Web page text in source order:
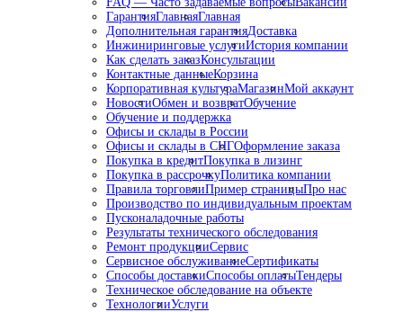
ГарантияГлавнаяГлавная
Дополнительная гарантияДоставка
Инжиниринговые услугиИстория компании
Как сделать заказКонсультации
Контактные данныеКорзина
Корпоративная культураМагазинМой аккаунт
НовостиОбмен и возвратОбучение
Обучение и поддержка
Офисы и склады в России
Офисы и склады в СНГОформление заказа
Покупка в кредитПокупка в лизинг
Покупка в рассрочкуПолитика компании
Правила торговлиПример страницыПро нас
Производство по индивидуальным проектам
Пусконаладочные работы
Результаты технического обследования
Ремонт продукцииСервис
Сервисное обслуживаниеСертификаты
Способы доставкиСпособы оплатыТендеры
Техническое обследование на объекте
ТехнологииУслуги